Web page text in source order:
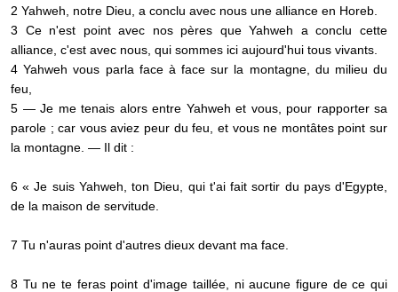
2 Yahweh, notre Dieu, a conclu avec nous une alliance en Horeb.
3 Ce n'est point avec nos pères que Yahweh a conclu cette
alliance, c'est avec nous, qui sommes ici aujourd'hui tous vivants.
4 Yahweh vous parla face à face sur la montagne, du milieu du
feu,
5 — Je me tenais alors entre Yahweh et vous, pour rapporter sa
parole ; car vous aviez peur du feu, et vous ne montâtes point sur
la montagne. — Il dit :
6 « Je suis Yahweh, ton Dieu, qui t'ai fait sortir du pays d'Egypte,
de la maison de servitude.
7 Tu n'auras point d'autres dieux devant ma face.
8 Tu ne te feras point d'image taillée, ni aucune figure de ce qui